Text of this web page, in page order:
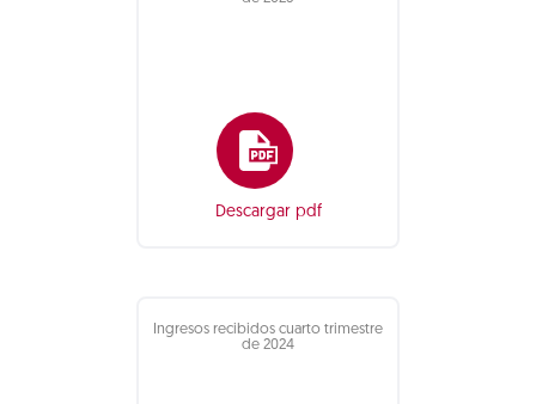
Descargar pdf
Ingresos recibidos cuarto trimestre
de 2024